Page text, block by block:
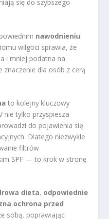
się do szybszego
nawodnieniu.
wilgoci sprawia, że
i mniej podatna na
dla osób z cerą
to kolejny kluczowy
nie tylko przyspiesza
do pojawienia się
Dlatego niezwykle
filtrów
SPF — to krok w stronę
dieta, odpowiednie
ochrona przed
sobą, poprawiając